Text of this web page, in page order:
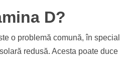
D?
o problemă comună, în special
redusă. Acesta poate duce